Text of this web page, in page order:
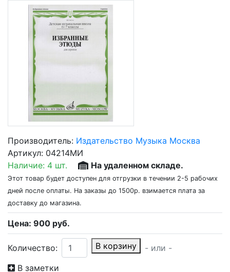
Производитель: Издательство Музыка Москва
Артикул: 04214МИ
Наличие: 4 шт. На удаленном складе.
Этот товар будет доступен для отгрузки в течении 2-5 рабочих
дней после оплаты. На заказы до 1500р. взимается плата за
доставку до магазина.
Цена: 900 руб.
Количество: В корзину
- или -
В заметки